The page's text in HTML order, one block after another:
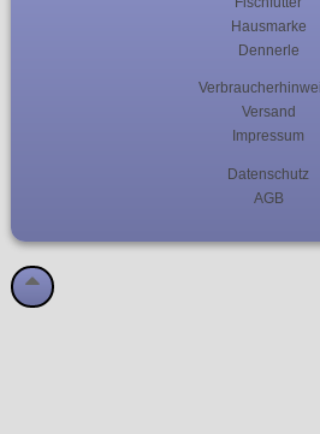
Hausmarke
Dennerle
Versand
Impressum
Datenschutz
AGB